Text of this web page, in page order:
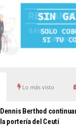
Lo más visto
Dennis Berthod
la portería del Ceutí